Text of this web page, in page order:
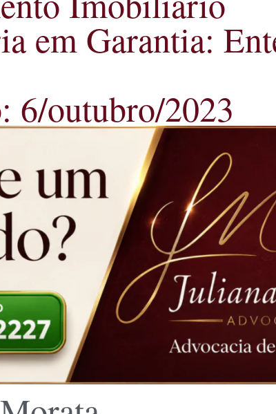
em Garantia:
6/outubro/2023